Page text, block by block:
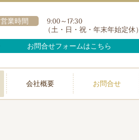
営業時間
9:00～17:30
（土・日・祝・年末年始定休）
お問合せフォームはこちら
会社概要 お問合せ